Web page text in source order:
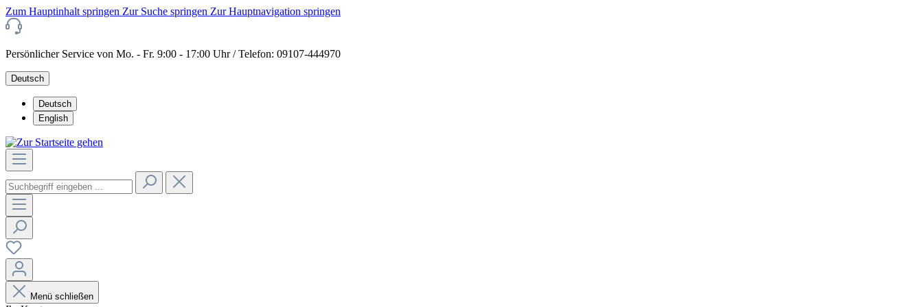
Zum Hauptinhalt springen Zur Suche springen Zur Hauptnavigation springen
Persönlicher Service von Mo. - Fr. 9:00 - 17:00 Uhr / Telefon: 09107-444970
Deutsch
Deutsch
English
Menü schließen